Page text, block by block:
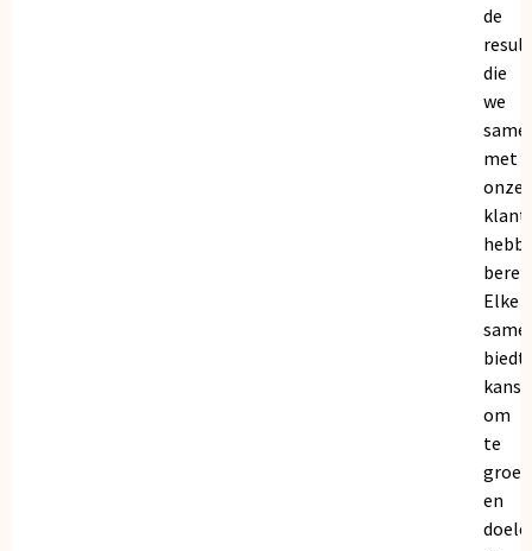
de
die
we
met
onze
Elke
biedt
om
te
en